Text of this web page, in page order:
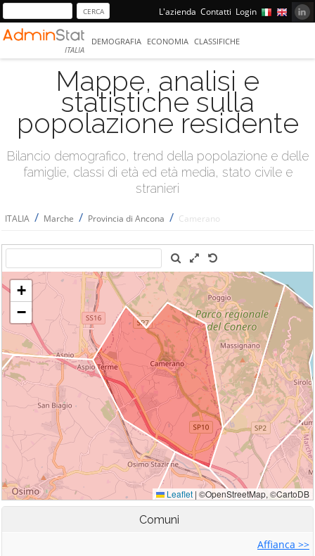
L'azienda Contatti Login
ITALIA
DEMOGRAFIA ECONOMIA CLASSIFICHE
Mappe, analisi e
statistiche sulla
popolazione residente
Bilancio demografico, trend della popolazione e delle
famiglie, classi di età ed età media, stato civile e
stranieri
ITALIA / Marche / Provincia di Ancona / Camerano
Comuni
Affianca >>